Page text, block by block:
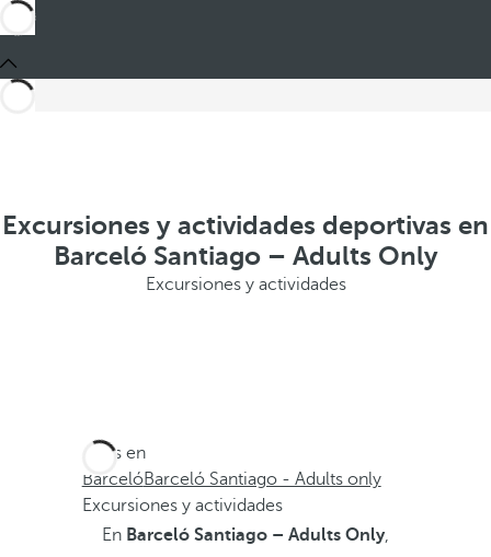
Excursiones y actividades deportivas en
Barceló Santiago – Adults Only
Excursiones y actividades
Estás en
BarcelóBarceló Santiago - Adults only
Excursiones y actividades
En Barceló Santiago – Adults Only,